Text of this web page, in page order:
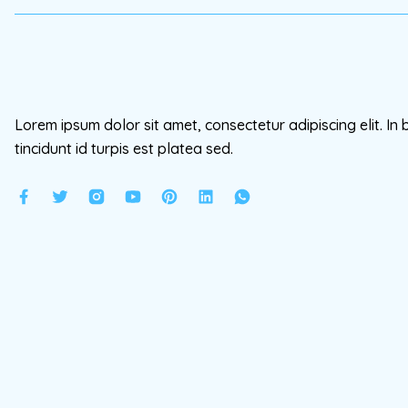
Lorem ipsum dolor sit amet, consectetur adipiscing elit. In
tincidunt id turpis est platea sed.